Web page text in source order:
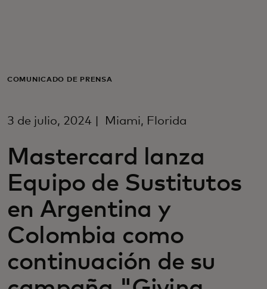
Noticias y tendencias
COMUNICADO DE PRENSA
3 de julio, 2024 | Miami, Florida
Mastercard lanza
Equipo de Sustitutos
en Argentina y
Colombia como
continuación de su